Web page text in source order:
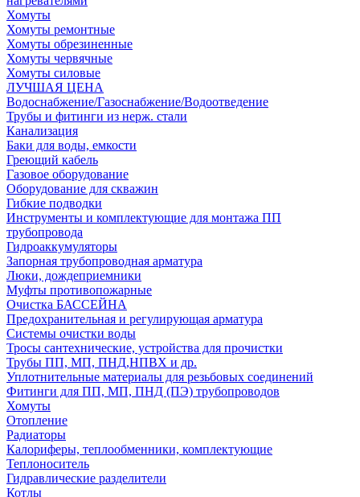
Хомуты
Хомуты ремонтные
Хомуты обрезиненные
Хомуты червячные
Хомуты силовые
ЛУЧШАЯ ЦЕНА
Водоснабжение/Газоснабжение/Водоотведение
Трубы и фитинги из нерж. стали
Канализация
Баки для воды, емкости
Греющий кабель
Газовое оборудование
Оборудование для скважин
Гибкие подводки
Инструменты и комплектующие для монтажа ПП
трубопровода
Гидроаккумуляторы
Запорная трубопроводная арматура
Люки, дождеприемники
Муфты противопожарные
Очистка БАССЕЙНА
Предохранительная и регулирующая арматура
Системы очистки воды
Тросы сантехнические, устройства для прочистки
Трубы ПП, МП, ПНД,НПВХ и др.
Уплотнительные материалы для резьбовых соединений
Фитинги для ПП, МП, ПНД (ПЭ) трубопроводов
Хомуты
Отопление
Радиаторы
Калориферы, теплообменники, комплектующие
Теплоноситель
Гидравлические разделители
Котлы